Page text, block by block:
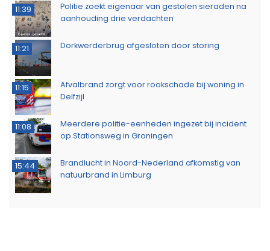
11:39
Politie zoekt eigenaar van gestolen sieraden na
aanhouding drie verdachten
11:21 Dorkwerderbrug afgesloten door storing
11:15
Afvalbrand zorgt voor rookschade bij woning in
Delfzijl
11:08
Meerdere politie-eenheden ingezet bij incident
op Stationsweg in Groningen
15:44
Brandlucht in Noord-Nederland afkomstig van
natuurbrand in Limburg